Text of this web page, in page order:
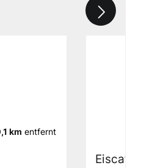
km entfernt
Eiscafé